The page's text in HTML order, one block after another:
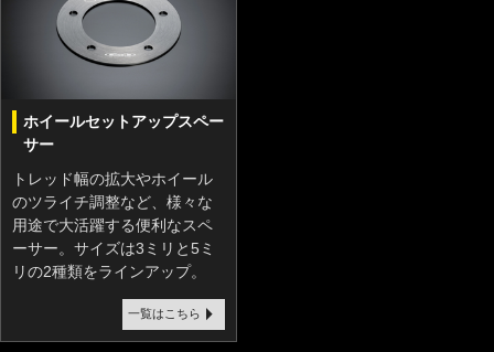
ホイールセットアップスペー
サー
トレッド幅の拡大やホイール
のツライチ調整など、様々な
用途で大活躍する便利なスペ
ーサー。サイズは3ミリと5ミ
リの2種類をラインアップ。
一覧はこちら